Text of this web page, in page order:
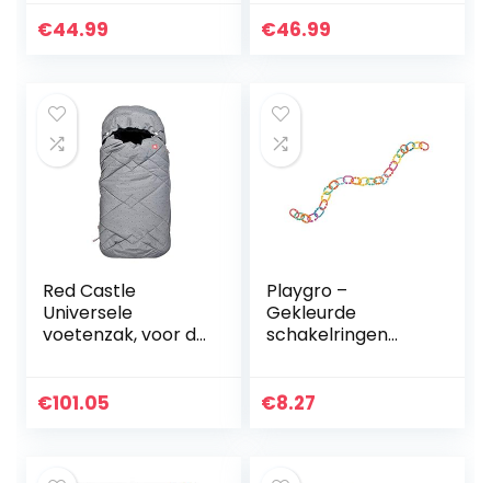
Buggy – Zachte
met…
€44.99
met 4,3-inch HD-
€46.99
Red Castle
Universele
voetenzak, voor de
stippen 6-36
€101.05
Playgro –
Gekleurde
schakelringen
€8.27